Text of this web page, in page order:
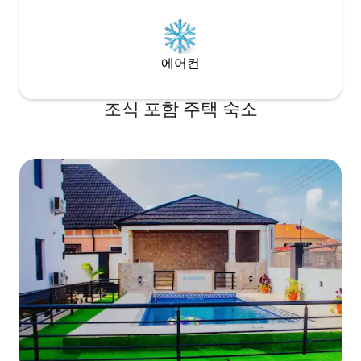
에어컨
조식 포함 주택 숙소